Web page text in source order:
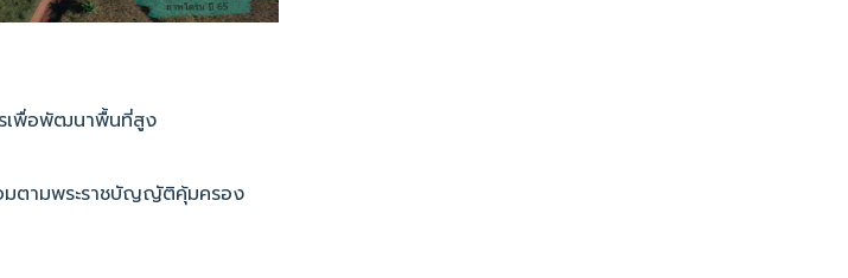
รเพื่อพัฒนาพื้นที่สูง
มตามพระราชบัญญัติคุ้มครอง